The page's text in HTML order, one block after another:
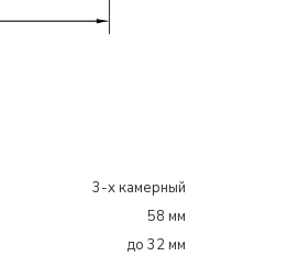
3-х камерный
58 мм
до 32 мм